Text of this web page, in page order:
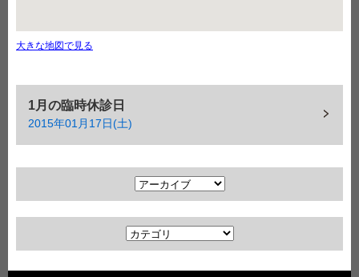
大きな地図で見る
1月の臨時休診日
2015年01月17日(土)
ア
ー
カ
イ
ブ
カ
テ
ゴ